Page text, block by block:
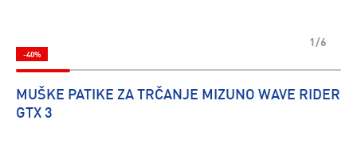
1/6
-40%
MUŠKE PATIKE ZA TRČANJE MIZUNO WAVE RIDER
GTX 3